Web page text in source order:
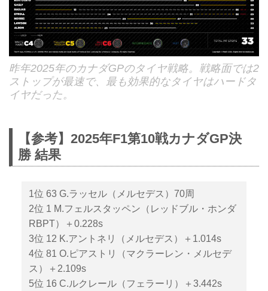
昨年2025年のカナダGPのタイヤ戦略。戦略面では2
ストップが最速で、最も効果的なタイヤはハードタ
イヤだった。
【参考】2025年F1第10戦カナダGP決
勝 結果
1位 63 G.ラッセル（メルセデス）70周
2位 1 M.フェルスタッペン（レッドブル・ホンダ
RBPT）＋0.228s
3位 12 K.アントネリ（メルセデス）＋1.014s
4位 81 O.ピアストリ（マクラーレン・メルセデ
ス）＋2.109s
5位 16 C.ルクレール（フェラーリ）＋3.442s